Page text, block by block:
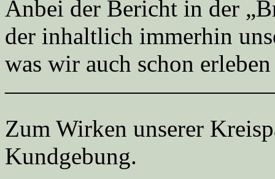
Anbei der Bericht in der
der inhaltlich immerhin
was wir auch schon
Zum Wirken unserer
Kundgebung.